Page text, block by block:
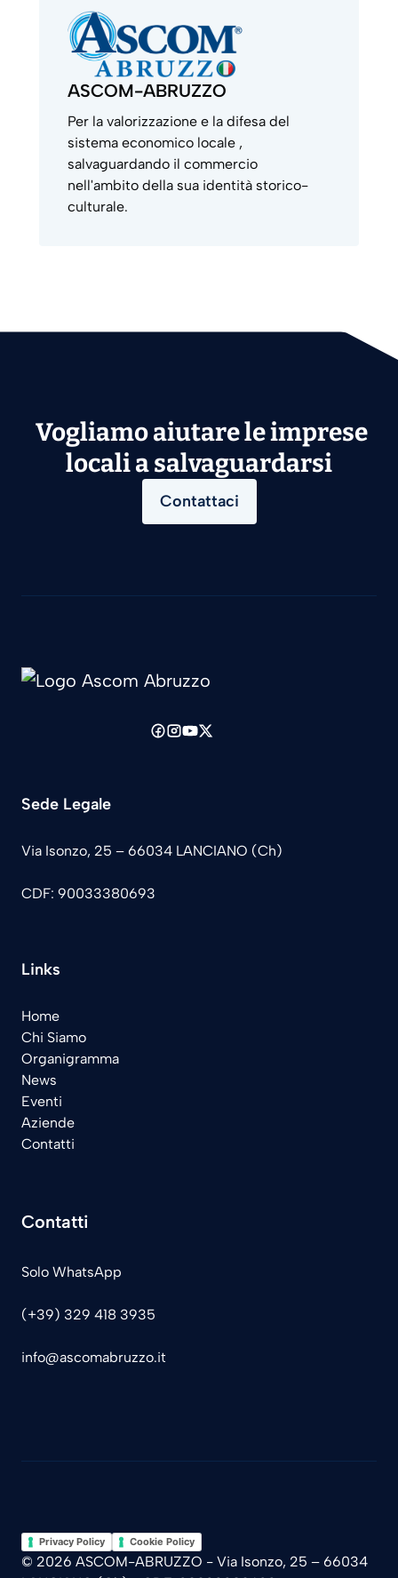
ASCOM-ABRUZZO
Per la valorizzazione e la difesa del
sistema economico locale ,
salvaguardando il commercio
nell'ambito della sua identità storico-
culturale.
Vogliamo aiutare le imprese
locali a salvaguardarsi
Contattaci
Sede Legale
Via Isonzo, 25 – 66034 LANCIANO (Ch)
CDF: 90033380693
Links
Home
Chi Siamo
Organigramma
News
Eventi
Aziende
Contatti
Contatti
Solo WhatsApp
(+39) 329 418 3935
info@ascomabruzzo.it
© 2026 ASCOM-ABRUZZO - Via Isonzo, 25 – 66034
Privacy Policy Cookie Policy